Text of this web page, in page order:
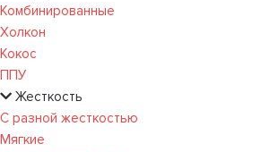
Комбинированные
Холкон
Кокос
ППУ
Жесткость
С разной жесткостью
Мягкие